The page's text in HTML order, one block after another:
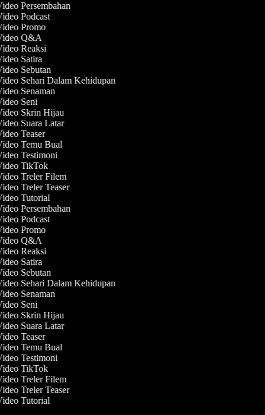
Persembahan
Podcast
Promo
Q&A
Reaksi
Satira
Sebutan
Sehari Dalam Kehidupan
Senaman
Seni
Skrin Hijau
Suara Latar
Teaser
Temu Bual
Testimoni
TikTok
Treler Filem
Treler Teaser
Tutorial
Persembahan
Podcast
Promo
Q&A
Reaksi
Satira
Sebutan
Sehari Dalam Kehidupan
Senaman
Seni
Skrin Hijau
Suara Latar
Teaser
Temu Bual
Testimoni
TikTok
Treler Filem
Treler Teaser
Tutorial